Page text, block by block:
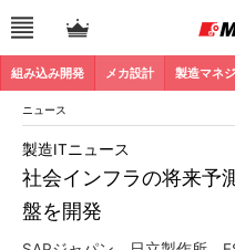
組み込み開発 メカ設計 製造マネ
ニュース
社会インフラの将来予
盤を開発
製造ITニュース